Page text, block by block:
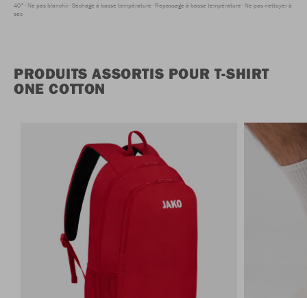
40° Ne pas blanchir Séchage à basse température Repassage à basse température Ne pas nettoyer à
sec
PRODUITS ASSORTIS POUR T-SHIRT
ONE COTTON